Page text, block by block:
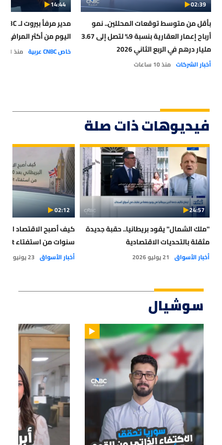
02:39
بأقل من متوسط توقعات المحللين.. نمو
أرباح إعمار العقارية بنسبة 9% لتصل إلى 3.67
مليار درهم في الربع الثاني 2026
أخبار الشركات منذ 10 ساعات
14:44
اليوم من أكثر المرافئ
خاص CNBC عربية منذ 11 ساعة
فيديوهات ذات صلة
24:57
"ملك الشمال" يقود بريطانيا.. حقبة جديدة
مثقلة بالتحديات الاقتصادية
أخبار الأسواق 21 يوليو 2026
02:12
سنوات من استفتاء Brexit؟
أخبار الأسواق 23 يونيو 2026
سوشيال
01:33